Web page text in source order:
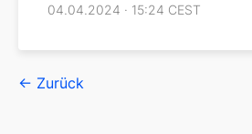
04.04.2024 · 15:24 CEST
← Zurück